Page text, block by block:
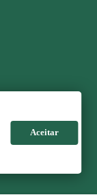
Aceitar